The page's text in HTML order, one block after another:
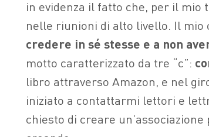
in evidenza il fatto che, per il mio
nelle riunioni di alto livello. Il mio
credere in sé stesse e a non
motto caratterizzato da tre “c”:
libro attraverso Amazon, e nel
iniziato a contattarmi lettori e
chiesto di creare